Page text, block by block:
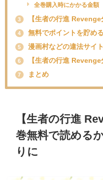
全巻購入時にかかる金額
3 【生者の行進
4 無料でポイントを貯める
5 漫画村などの違法サイ
6 【生者の行進 Revenge
7 まとめ
【生者の行進
巻無料で読める
りに